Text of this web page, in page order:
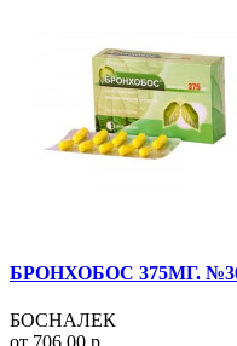
БРОНХОБОС 375МГ.
БОСНАЛЕК